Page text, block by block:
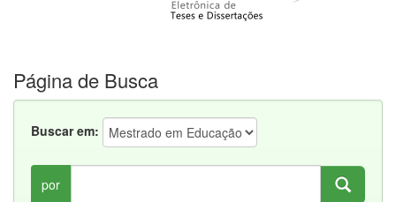
Página de Busca
Buscar em:
por